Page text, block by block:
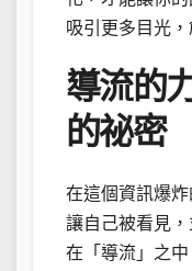
吸引更多目光，
導流的
的祕密
在這個資訊爆
讓自己被看見
在「導流」之